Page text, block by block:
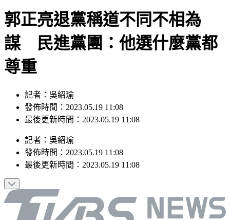
郭正亮退黨稱道不同不相為
謀 民進黨團：他選什麼黨都
尊重
記者：吳紹瑜
發佈時間：2023.05.19 11:08
最後更新時間：2023.05.19 11:08
記者 ： 吳紹瑜
發佈時間： 2023.05.19 11:08
最後更新時間： 2023.05.19 11:08